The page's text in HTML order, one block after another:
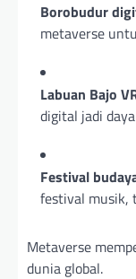
Borobudur
metaverse
Labuan Bajo
digital jadi
Festival
festival musik,
Metaverse
dunia global.